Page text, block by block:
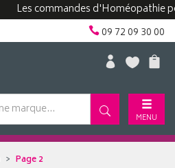
Les commandes d'Homéopathie
09 72 09 30 00
MENU
Page 2